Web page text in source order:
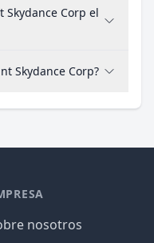
Skydance Corp el
Skydance Corp?
nosotros